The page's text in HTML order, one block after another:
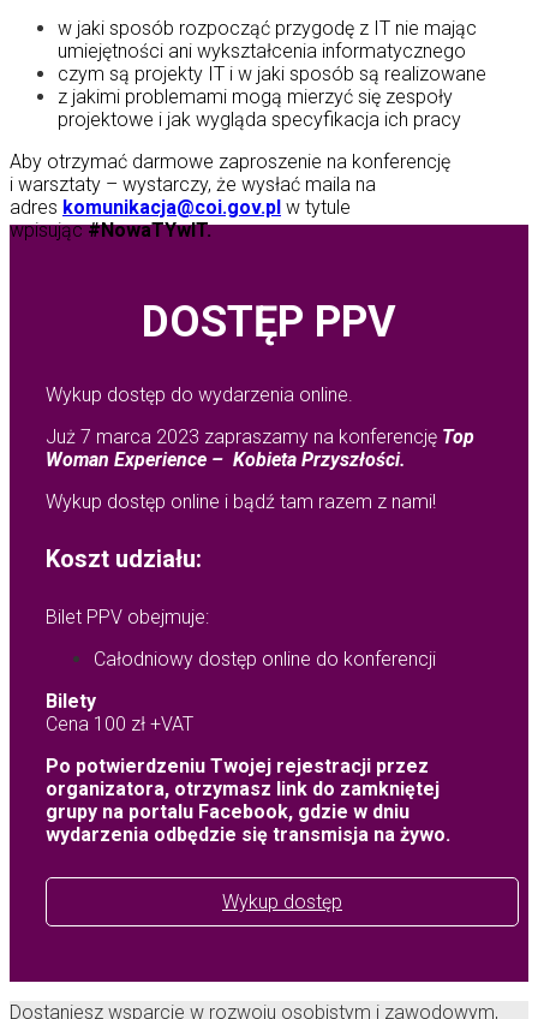
w jaki sposób rozpocząć przygodę z IT nie mając
umiejętności ani wykształcenia informatycznego
czym są projekty IT i w jaki sposób są realizowane
z jakimi problemami mogą mierzyć się zespoły
projektowe i jak wygląda specyfikacja ich pracy
Aby otrzymać darmowe zaproszenie na konferencję
i warsztaty – wystarczy, że wysłać maila na
adres komunikacja@coi.gov.pl w tytule
wpisując#NowaTYwIT.
DOSTĘP PPV
Wykup dostęp do wydarzenia online.
Już 7 marca 2023 zapraszamy na konferencję Top
Woman Experience – Kobieta Przyszłości.
Wykup dostęp online i bądź tam razem z nami!
Koszt udziału:
Bilet PPV obejmuje:
Całodniowy dostęp online do konferencji
Bilety
Cena 100 zł +VAT
Po potwierdzeniu Twojej rejestracji przez
organizatora, otrzymasz link do zamkniętej
grupy na portalu Facebook, gdzie w dniu
wydarzenia odbędzie się transmisja na żywo.
Wykup dostęp
Dostaniesz wsparcie w rozwoju osobistym i zawodowym,